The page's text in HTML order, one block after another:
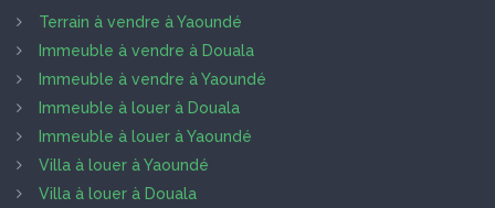
Terrain à vendre à Yaoundé
Immeuble à vendre à Douala
Immeuble à vendre à Yaoundé
Immeuble à louer à Douala
Immeuble à louer à Yaoundé
Villa à louer à Yaoundé
Villa à louer à Douala